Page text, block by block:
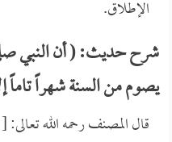
الإطلاق.
شرح حديث: ( أن النبي
يصوم من السنة شهراً
قال المصنف رحمه الله